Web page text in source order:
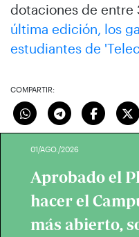
dotaciones de entre
última edición, los
estudiantes de
COMPARTIR:
01/AGO./2026
Aprobado el
hacer el
más abierto,